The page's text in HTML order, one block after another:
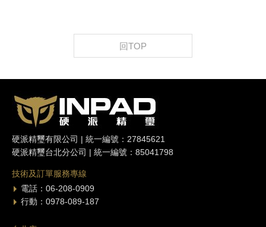
回TOP
硬派精璽有限公司 | 統一編號：27845621
硬派精璽台北分公司 | 統一編號：85041798
技術及訂單服務專線
電話：06-208-0909
行動：0978-089-187